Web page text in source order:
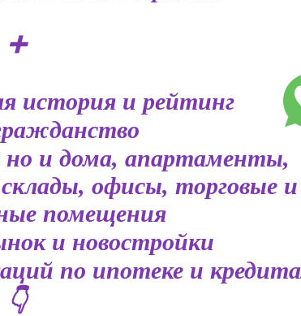
➕
история и рейтинг
и дома, апартаменты,
офисы, торговые и
помещения
и новостройки
по ипотеке и
👇